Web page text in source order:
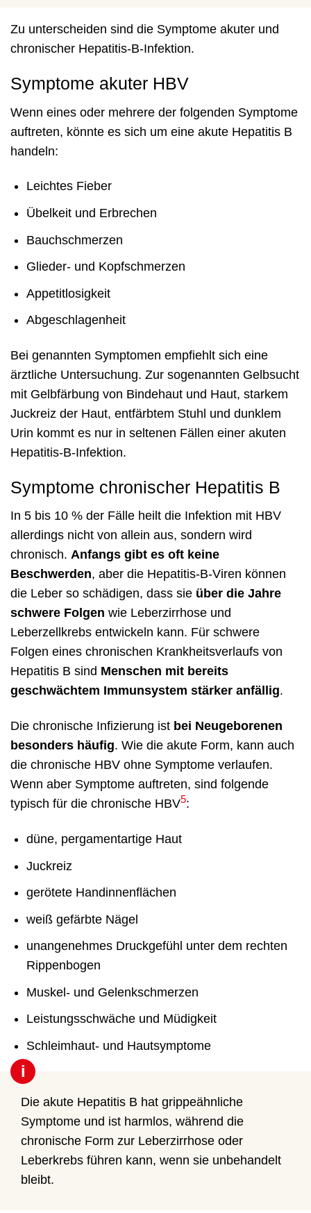
Zu unterscheiden sind die Symptome akuter und
chronischer Hepatitis-B-Infektion.
Symptome akuter HBV
Wenn eines oder mehrere der folgenden Symptome
auftreten, könnte es sich um eine akute Hepatitis B
handeln:
Leichtes Fieber
Übelkeit und Erbrechen
Bauchschmerzen
Glieder- und Kopfschmerzen
Appetitlosigkeit
Abgeschlagenheit
Bei genannten Symptomen empfiehlt sich eine
ärztliche Untersuchung. Zur sogenannten Gelbsucht
mit Gelbfärbung von Bindehaut und Haut, starkem
Juckreiz der Haut, entfärbtem Stuhl und dunklem
Urin kommt es nur in seltenen Fällen einer akuten
Hepatitis-B-Infektion.
Symptome chronischer Hepatitis B
In 5 bis 10 % der Fälle heilt die Infektion mit HBV
allerdings nicht von allein aus, sondern wird
chronisch. Anfangs gibt es oft keine
Beschwerden, aber die Hepatitis-B-Viren können
die Leber so schädigen, dass sie über die Jahre
schwere Folgen wie Leberzirrhose und
Leberzellkrebs entwickeln kann. Für schwere
Folgen eines chronischen Krankheitsverlaufs von
Hepatitis B sind Menschen mit bereits
geschwächtem Immunsystem stärker anfällig.
Die chronische Infizierung ist bei Neugeborenen
besonders häufig. Wie die akute Form, kann auch
die chronische HBV ohne Symptome verlaufen.
Wenn aber Symptome auftreten, sind folgende
typisch für die chronische HBV5:
düne, pergamentartige Haut
Juckreiz
gerötete Handinnenflächen
weiß gefärbte Nägel
unangenehmes Druckgefühl unter dem rechten
Rippenbogen
Muskel- und Gelenkschmerzen
Leistungsschwäche und Müdigkeit
Schleimhaut- und Hautsymptome
i
Die akute Hepatitis B hat grippeähnliche
Symptome und ist harmlos, während die
chronische Form zur Leberzirrhose oder
Leberkrebs führen kann, wenn sie unbehandelt
bleibt.